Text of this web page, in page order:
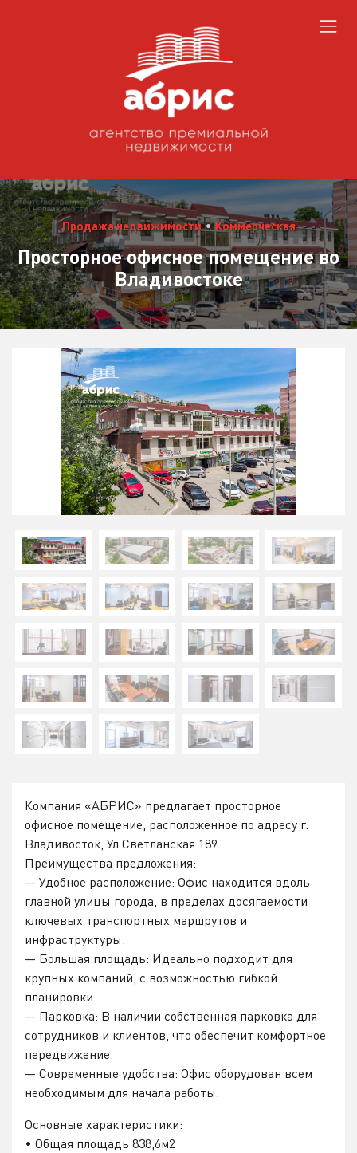
Продажа недвижимости•Коммерческая
Просторное офисное помещение во
Владивостоке
Компания «АБРИС» предлагает просторное
офисное помещение, расположенное по адресу г.
Владивосток, Ул.Светланская 189.
Преимущества предложения:
— Удобное расположение: Офис находится вдоль
главной улицы города, в пределах досягаемости
ключевых транспортных маршрутов и
инфраструктуры.
— Большая площадь: Идеально подходит для
крупных компаний, с возможностью гибкой
планировки.
— Парковка: В наличии собственная парковка для
сотрудников и клиентов, что обеспечит комфортное
передвижение.
— Современные удобства: Офис оборудован всем
необходимым для начала работы.
Основные характеристики:
• Общая площадь 838,6м2